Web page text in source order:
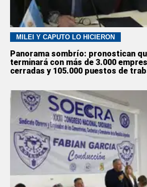
MILEI Y CAPUTO LO HICIERON
Panorama sombrío: pronostican
terminará con más de 3.000
cerradas y 105.000 puestos de